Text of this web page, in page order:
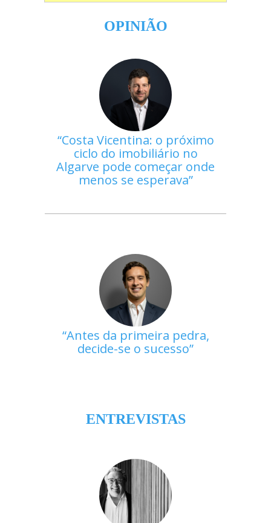
OPINIÃO
Costa Vicentina: o próximo
ciclo do imobiliário no
Algarve pode começar onde
menos se esperava
Antes da primeira pedra,
decide-se o sucesso
ENTREVISTAS